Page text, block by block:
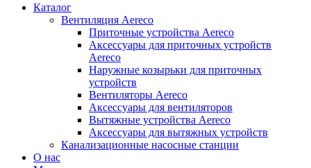
Каталог
Вентиляция Aereco
Приточные устройства Aereco
Аксессуары для приточных устройств
Aereco
Наружные козырьки для приточных
устройств
Вентиляторы Aereco
Аксессуары для вентиляторов
Вытяжные устройства Aereco
Аксессуары для вытяжных устройств
Канализационные насосные станции
О нас